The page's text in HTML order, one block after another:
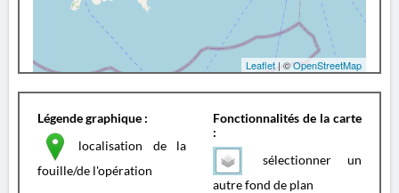
Leaflet| ©OpenStreetMap
Légende graphique :
localisation de la
fouille/de l'opération
Fonctionnalités de la carte
:
sélectionner un
autre fond de plan